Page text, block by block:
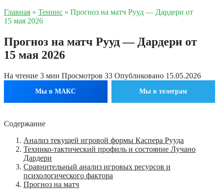
Главная » Теннис » Прогноз на матч Рууд — Дардери от
15 мая 2026
Прогноз на матч Рууд — Дардери от
15 мая 2026
На чтение 3 мин Просмотров 33 Опубликовано 15.05.2026
Мы в МАКС Мы в телеграм
Содержание
Анализ текущей игровой формы Каспера Рууда
Технико-тактический профиль и состояние Лучано
Дардери
Сравнительный анализ игровых ресурсов и
психологического фактора
Прогноз на матч